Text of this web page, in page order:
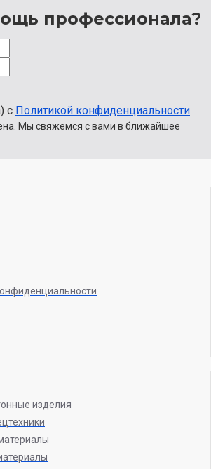
профессионала?
с Политикой конфиденциальности
Мы свяжемся с вами в ближайшее
изделия